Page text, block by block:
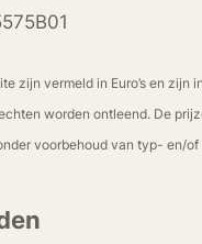
zijn vermeld in Euro’s en zijn
worden ontleend. De
voorbehoud van typ- en/